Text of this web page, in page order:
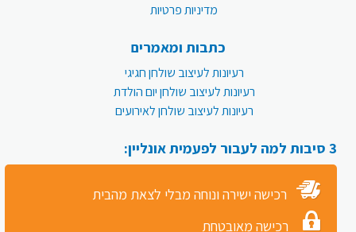
מדיניות פרטיות
כתבות ומאמרים
רעיונות לעיצוב שולחן חגיגי
רעיונות לעיצוב שולחן יום הולדת
רעיונות לעיצוב שולחן לאירועים
3 סיבות למה לעבור לפעמית אונליין:
רכישה ישירה ונוחה מבלי לצאת מהבית
רכישה מאובטחת